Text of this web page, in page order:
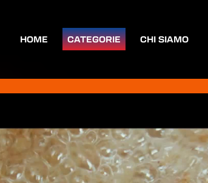
HOME CATEGORIE CHI SIAMO